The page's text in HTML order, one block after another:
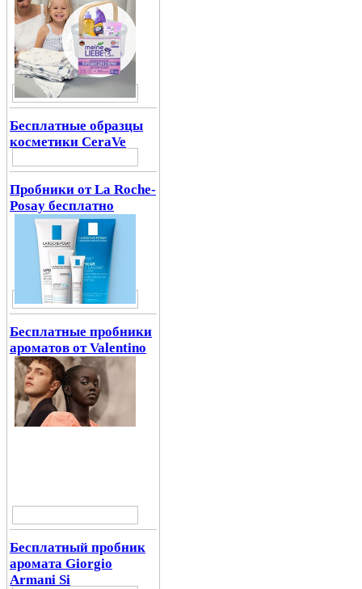
Бесплатные образцы
косметики CeraVe
Пробники от La Roche-
Posay бесплатно
Бесплатные пробники
ароматов от Valentino
Бесплатный пробник
аромата Giorgio
Armani Si